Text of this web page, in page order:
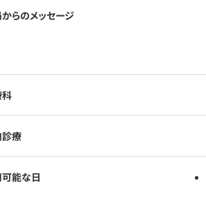
らのメッセージ
療
能な日